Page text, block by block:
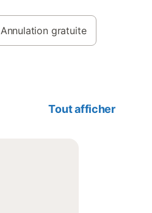
Annulation gratuite
Tout afficher